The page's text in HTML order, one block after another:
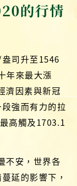
的行情
司升至1546
年來最大漲
濟因素與新冠
強而有力的拉
高觸及1703.1
不安，世界各
延的影響下，